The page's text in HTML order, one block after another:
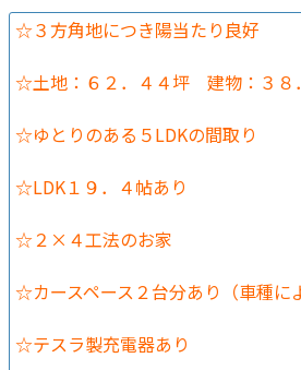
☆３方角地につき陽当たり良好
☆土地：６２．４４坪 建物：３８
☆ゆとりのある５LDKの間取り
☆LDK１９．４帖あり
☆２×４工法のお家
☆カースペース２台分あり（車種に
☆テスラ製充電器あり